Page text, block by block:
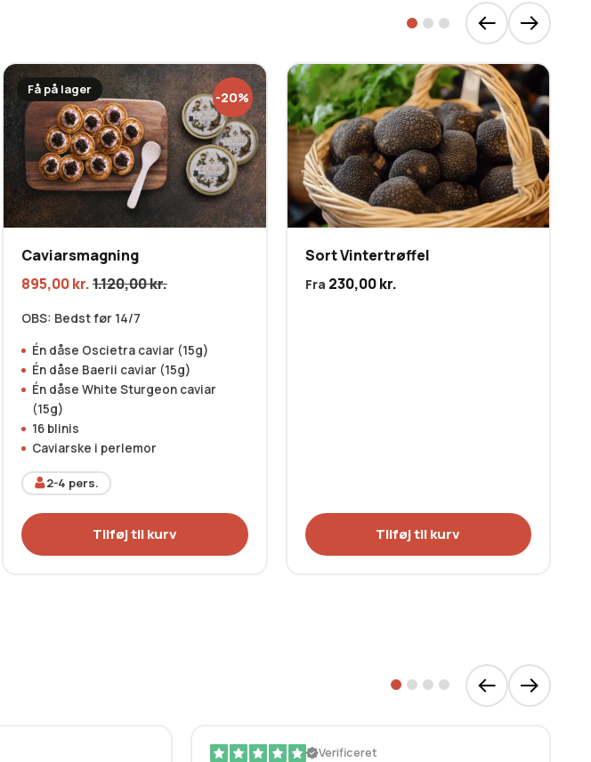
Få på lager -20%
Caviarsmagning
895,00kr.1.120,00kr.
OBS: Bedst før 14/7
Én dåse Oscietra caviar (15g)
Én dåse Baerii caviar (15g)
Én dåse White Sturgeon caviar
(15g)
16 blinis
Caviarske i perlemor
2-4 pers.
Tilføj til kurv
Sort Vintertrøffel
Fra 230,00kr.
Tilføj til kurv
Verificeret